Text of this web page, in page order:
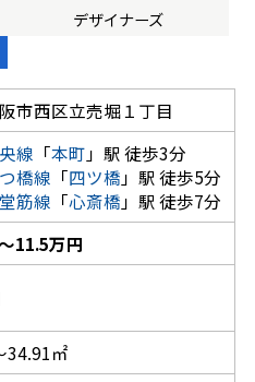
デザイナーズ
市西区立売堀１丁目
線 「本町 」駅 徒歩3分
橋線 「四ツ橋 」駅 徒歩5分
筋線 「心斎橋 」駅 徒歩7分
11.5万円
34.91㎡